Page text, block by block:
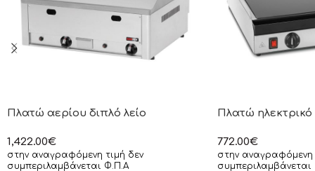
Πλατώ αερίου διπλό λείο
1,422.00€
στην αναγραφόμενη τιμή δεν
συμπεριλαμβάνεται Φ.Π.Α
Πλατώ
772.00€
στην αναγραφόμενη